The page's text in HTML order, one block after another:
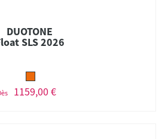
DUOTONE
SLS 2026
1159,00 €